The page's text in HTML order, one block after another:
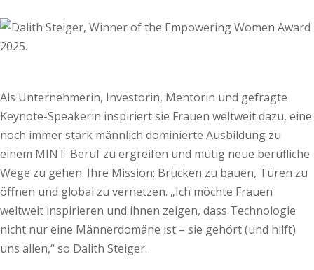
Als Unternehmerin, Investorin, Mentorin und gefragte
Keynote-Speakerin inspiriert sie Frauen weltweit dazu, eine
noch immer stark männlich dominierte Ausbildung zu
einem MINT-Beruf zu ergreifen und mutig neue berufliche
Wege zu gehen. Ihre Mission: Brücken zu bauen, Türen zu
öffnen und global zu vernetzen. „Ich möchte Frauen
weltweit inspirieren und ihnen zeigen, dass Technologie
nicht nur eine Männerdomäne ist – sie gehört (und hilft)
uns allen,“ so Dalith Steiger.